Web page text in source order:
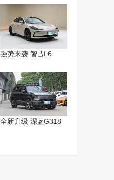
强势来袭 智己L6
全新升级 深蓝G318